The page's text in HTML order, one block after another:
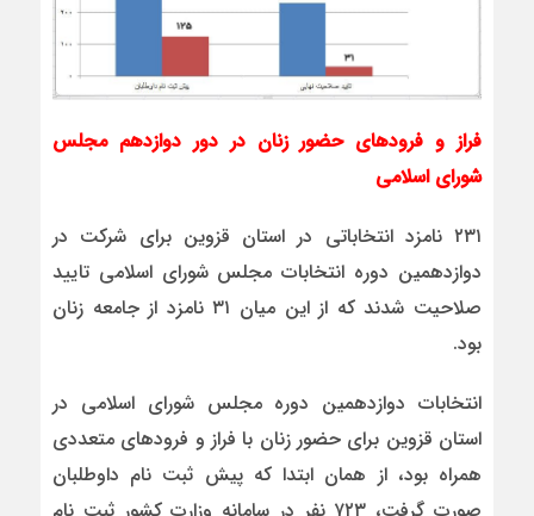
فراز و فرودهای حضور زنان در دور دوازدهم مجلس
شورای اسلامی
۲۳۱ نامزد انتخاباتی در استان قزوین برای شرکت در
دوازدهمین دوره انتخابات مجلس شورای اسلامی تایید
صلاحیت شدند که از این میان ۳۱ نامزد از جامعه زنان
بود.
انتخابات دوازدهمین دوره مجلس شورای اسلامی در
استان قزوین برای حضور زنان با فراز و فرودهای متعددی
همراه بود، از همان ابتدا که پیش ثبت نام داوطلبان